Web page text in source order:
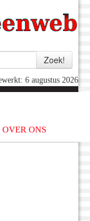
6 augustus 2026
OVER ONS